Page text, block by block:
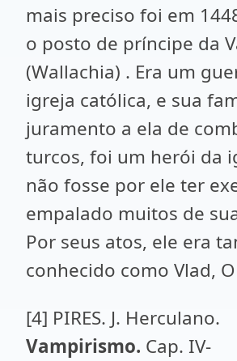
mais preciso foi em
o posto de príncipe da
(Wallachia) . Era um
igreja católica, e sua
juramento a ela de
turcos, foi um herói da
não fosse por ele ter
empalado muitos de
Por seus atos, ele era
conhecido como Vlad,
[4] PIRES. J. Herculano.
Vampirismo. Cap. IV-